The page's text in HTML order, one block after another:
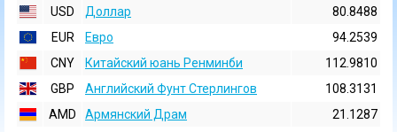
USD
Доллар
80.8488
EUR
Евро
94.2539
CNY
Китайский юань Ренминби
112.9810
GBP
Английский Фунт Стерлингов
108.3131
AMD
Армянский Драм
21.1287